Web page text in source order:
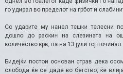
го удирал во пределот на грбот и
Со ударите му нанел тешки телесни
дошло до раскин на слезината на
количество крв, па на 13 јули тој починал.
Бидејќи постои основан страв дека
слобода ќе се даде во бегство, ќе